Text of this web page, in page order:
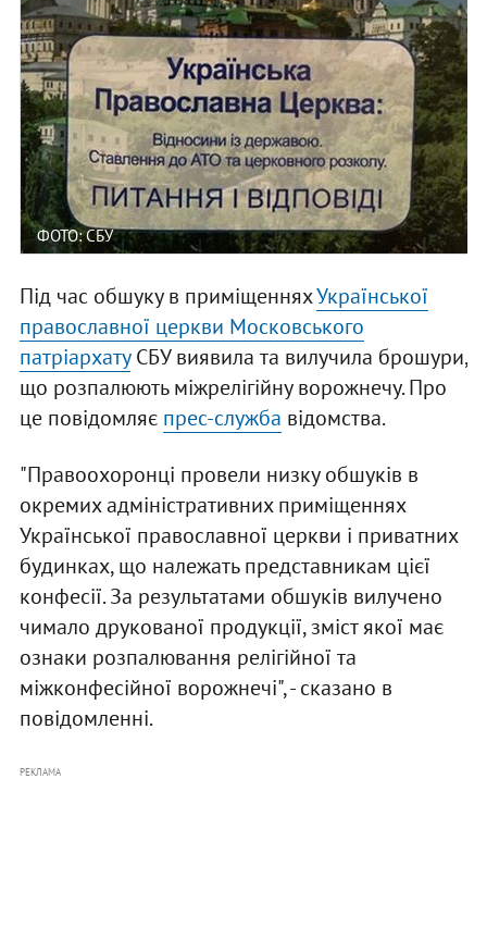
ФОТО: СБУ
Під час обшуку в приміщенняхУкраїнської
православної церкви Московського
патріархатуСБУ виявила та вилучила брошури,
що розпалюють міжрелігійну ворожнечу. Про
це повідомляє прес-служба відомства.
"Правоохоронці провели низку обшуків в
окремих адміністративних приміщеннях
Української православної церкви і приватних
будинках, що належать представникам цієї
конфесії. За результатами обшуків вилучено
чимало друкованої продукції, зміст якої має
ознаки розпалювання релігійної та
міжконфесійної ворожнечі", - сказано в
повідомленні.
РЕКЛАМА